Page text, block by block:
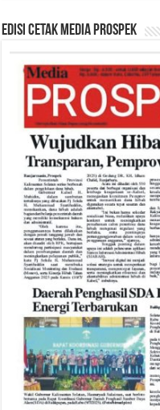
Edisi Cetak Media Prospek